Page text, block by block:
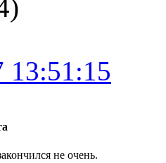
)
13:51:15
не очень.